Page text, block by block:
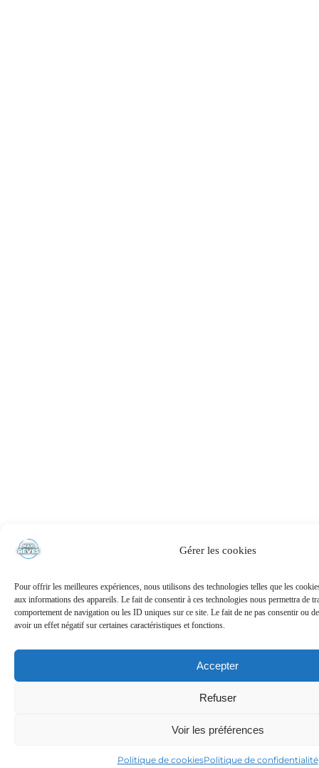
Gérer les cookies
Pour offrir les meilleures expériences, nous utilisons des technologies telles que les
aux informations des appareils. Le fait de consentir à ces technologies nous permettra de
comportement de navigation ou les ID uniques sur ce site. Le fait de ne pas consentir ou
avoir un effet négatif sur certaines caractéristiques et fonctions.
Accepter
Refuser
Voir les préférences
Politique de cookiesPolitique de confidentialité